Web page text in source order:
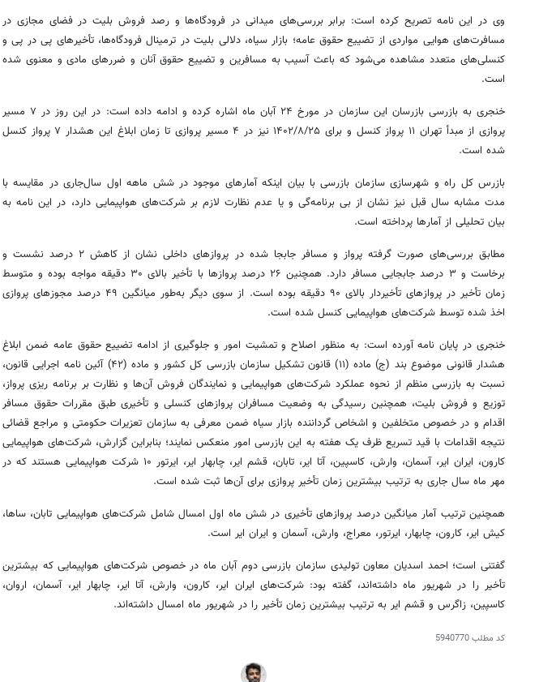
وی در این نامه تصریح کرده است: برابر بررسی‌های میدانی در فرودگاه‌ها و رصد فروش بلیت در فضای مجازی در
مسافرت‌های هوایی مواردی از تضییع حقوق عامه؛ بازار سیاه، دلالی بلیت در ترمینال فرودگاه‌ها، تأخیرهای پی در پی و
کنسلی‌های متعدد مشاهده می‌شود که باعث آسیب به مسافرین و تضییع حقوق آنان و ضررهای مادی و معنوی شده
است.
خنجری به بازرسی بازرسان این سازمان در مورخ ۲۴ آبان ماه اشاره کرده و ادامه داده است: در این روز در ٧ مسیر
پروازی از مبدأ تهران ۱۱ پرواز کنسل و برای ۱۴۰۲/۸/۲۵ نیز در ۴ مسیر پروازی تا زمان ابلاغ این هشدار ۷ پرواز کنسل
شده است.
بازرس کل راه و شهرسازی سازمان بازرسی با بیان اینکه آمارهای موجود در شش ماهه اول سال‌جاری در مقایسه با
مدت مشابه سال قبل نیز نشان از بی برنامه‌گی و یا عدم نظارت لازم بر شرکت‌های هواپیمایی دارد، در این نامه به
بیان تحلیلی از آمارها پرداخته است.
مطابق بررسی‌های صورت گرفته پرواز و مسافر جابجا شده در پروازهای داخلی نشان از کاهش ۲ درصد نشست و
برخاست و ۳ درصد جابجایی مسافر دارد. همچنین ۲۶ درصد پروازها با تأخیر بالای ۳۰ دقیقه مواجه بوده و متوسط
زمان تأخیر در پروازهایتأخیردار
بالای ۹۰ دقیقه بوده است. از سوی دیگر به‌طور میانگین ۴۹ درصد مجوزهای پروازی
اخذ شده توسط شرکت‌های هواپیمایی کنسل شده است.
خنجری در پایان نامه آورده است: به منظور اصلاح و تمشیت امور و جلوگیری از ادامه تضییع حقوق عامه ضمن ابلاغ
هشدار قانونی موضوع بند (ج)
ماده (۱۱) قانون تشکیل سازمان بازرسی کل کشور و ماده (۴۲) آئین نامه اجرایی قانون،
نسبت به بازرسی منظم از نحوه عملکرد شرکت‌های هواپیمایی و نمایندگان فروش آن‌ها و نظارت بر برنامهریزی پرواز،
توزیع و فروش بلیت، همچنین رسیدگی به وضعیت مسافران پروازهای کنسلی و تأخیری طبق مقررات حقوق مسافر
اقدام و در خصوص متخلفین و اشخاص گرداننده بازار سیاه ضمن معرفی به سازمان تعزیرات حکومتی و مراجع قضائی
نتیجه اقدامات با قید تسریع ظرف یک هفته به این بازرسی امور منعکس نمایند؛ بنابراین گزارش، شرکت‌های هواپیمایی
کارون، ایران ایر، آسمان، وارش، کاسپین،آتا ایر، تابان، قشم ایر، چابهار ایر
، ایرتور ۱۰ شرکت هواپیمایی هستند که در
مهر ماه سال جاری به ترتیب بیشترین زمان تأخیر پروازی برای آن‌ها ثبت شده است.
همچنین ترتیب آمار میانگین درصد پروازهای تأخیری در شش ماه اول امسال شامل شرکت‌های هواپیمایی تابان، ساها،
کیش ایر، کارون، چابهار، ایرتور، معراج، وارش، آسمان و ایران ایر است.
گفتنی است؛ احمد اسدیان معاون تولیدی سازمان بازرسی دوم آبان ماه در خصوص شرکت‌های هواپیمایی که بیشترین
تأخیر را در شهریور ماه داشته‌اند، گفته بود: شرکت‌های ایران ایر، کارون، وارش،آتا ایر، چابهار ایر، آسمان، اروان،
کاسپین، زاگرس و قشم ایر به ترتیب بیشترین زمان تأخیر را در شهریور ماه امسال داشته‌اند.
کد مطلب5940770
روزنامه‌های اقتصادی چهارشنبه ۱۴ مرداد ۱۴۰۵ روزنامه‌های ورزشی پنج‌شنبه ۱۵ مرداد ۱۴۰۵